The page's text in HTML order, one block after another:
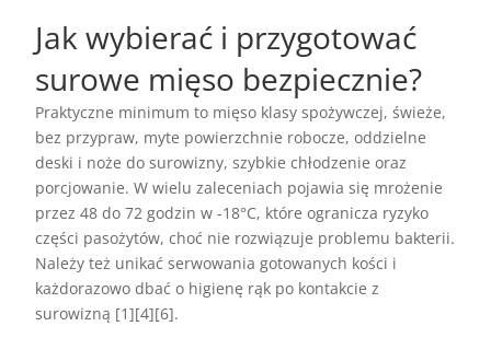
Jak wybierać i przygotować
surowe mięso bezpiecznie?
Praktyczne minimum to mięso klasy spożywczej, świeże,
bez przypraw, myte powierzchnie robocze, oddzielne
deski i noże do surowizny, szybkie chłodzenie oraz
porcjowanie. W wielu zaleceniach pojawia się mrożenie
przez 48 do 72 godzin w -18°C, które ogranicza ryzyko
części pasożytów, choć nie rozwiązuje problemu bakterii.
Należy też unikać serwowania gotowanych kości i
każdorazowo dbać o higienę rąk po kontakcie z
surowizną [1][4][6].